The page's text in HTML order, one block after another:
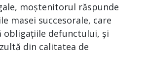
moștenitorul răspunde
masei succesorale, care
obligațiile defunctului, și
din calitatea de